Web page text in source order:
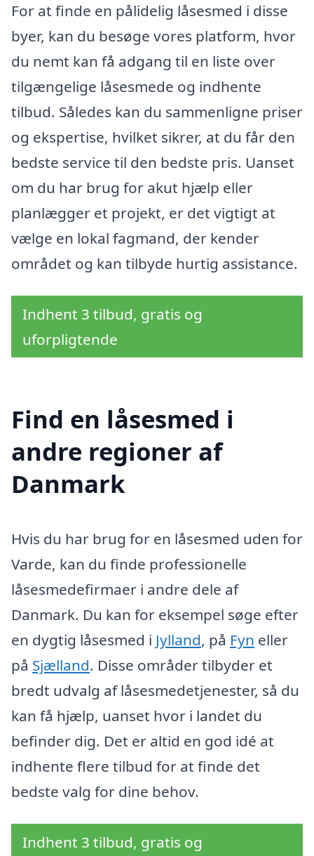
For at finde en pålidelig låsesmed i disse
byer, kan du besøge vores platform, hvor
du nemt kan få adgang til en liste over
tilgængelige låsesmede og indhente
tilbud. Således kan du sammenligne priser
og ekspertise, hvilket sikrer, at du får den
bedste service til den bedste pris. Uanset
om du har brug for akut hjælp eller
planlægger et projekt, er det vigtigt at
vælge en lokal fagmand, der kender
området og kan tilbyde hurtig assistance.
Indhent 3 tilbud, gratis og
uforpligtende
Find en låsesmed i
andre regioner af
Danmark
Hvis du har brug for en låsesmed uden for
Varde, kan du finde professionelle
låsesmedefirmaer i andre dele af
Danmark. Du kan for eksempel søge efter
en dygtig låsesmed i Jylland, på Fyn eller
på Sjælland. Disse områder tilbyder et
bredt udvalg af låsesmedetjenester, så du
kan få hjælp, uanset hvor i landet du
befinder dig. Det er altid en god idé at
indhente flere tilbud for at finde det
bedste valg for dine behov.
Indhent 3 tilbud, gratis og